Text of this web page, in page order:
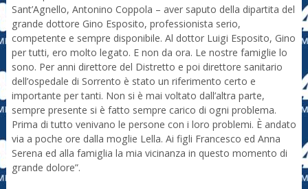
Sant’Agnello, Antonino Coppola – aver saputo della dipartita del
grande dottore Gino Esposito, professionista serio,
competente e sempre disponibile. Al dottor Luigi Esposito, Gino
per tutti, ero molto legato. E non da ora. Le nostre famiglie lo
sono. Per anni direttore del Distretto e poi direttore sanitario
dell’ospedale di Sorrento è stato un riferimento certo e
importante per tanti. Non si è mai voltato dall’altra parte,
sempre presente si è fatto sempre carico di ogni problema.
Prima di tutto venivano le persone con i loro problemi. È andato
via a poche ore dalla moglie Lella. Ai figli Francesco ed Anna
Serena ed alla famiglia la mia vicinanza in questo momento di
grande dolore”.